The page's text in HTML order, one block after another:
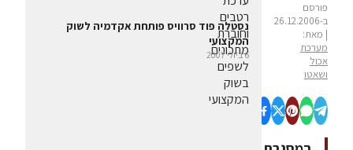
פורסם
ב-26.12.2006
| מאת:
מערכת
אכול
ושאטו
נסטלה פוד סרוויס פותחת אקדמיה לשוק
המקצועי
6 ביולי 2007